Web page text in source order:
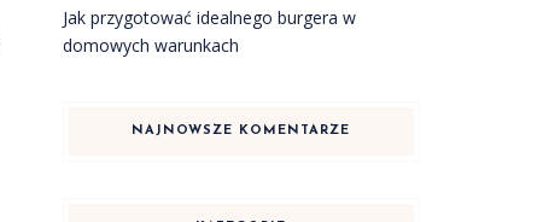
Jak przygotować idealnego burgera w
domowych warunkach
NAJNOWSZE KOMENTARZE